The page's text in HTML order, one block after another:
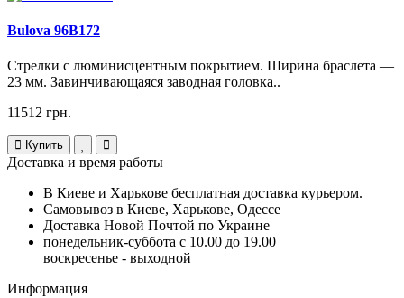
Bulova 96B172
Стрелки с люминисцентным покрытием. Ширина браслета —
23 мм. Завинчивающаяся заводная головка..
11512 грн.
Купить
Доставка и время работы
В Киеве и Харькове бесплатная доставка курьером.
Самовывоз в Киеве, Харькове, Одессе
Доставка Новой Почтой по Украине
понедельник-суббота с 10.00 до 19.00
воскресенье - выходной
Информация